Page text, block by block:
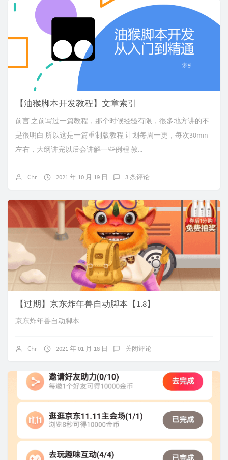
【油猴脚本开发教程】文章索引
前言 之前写过一篇教程，那个时候经验有限，很多地方讲的不
是很明白 所以这是一篇重制版教程 计划每周一更，每次30min
左右，大纲讲完以后会讲解一些例程 教...
Chr 2021 年 10 月 19 日 3 条评论
【过期】京东炸年兽自动脚本【1.8】
京东炸年兽自动脚本
Chr 2021 年 01 月 18 日 关闭评论